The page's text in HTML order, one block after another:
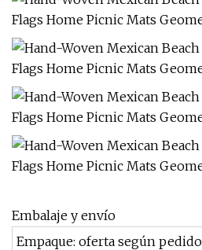
Embalaje y envío
Empaque: oferta según